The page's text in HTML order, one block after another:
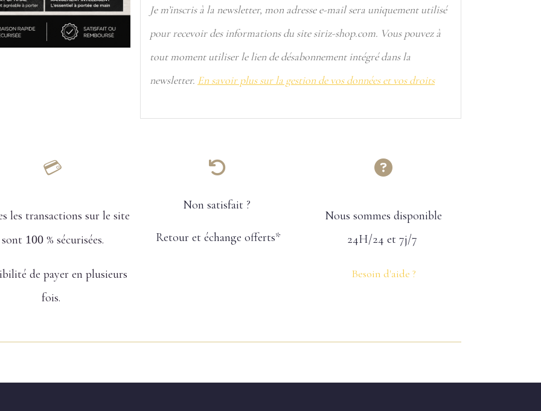
Je m’inscris à la newsletter, mon adresse e-mail sera uniquement utilisé
pour recevoir des informations du site siriz-shop.com. Vous pouvez à
tout moment utiliser le lien de désabonnement intégré dans la
newsletter. En savoir plus sur la gestion de vos données et vos droits
💳
les transactions sur le site
sont 100% sécurisées.
de payer en plusieurs
fois.

Non satisfait ?
Retour et échange offerts*

Nous sommes disponible
24H/24 et 7j/7
Besoin d'aide ?